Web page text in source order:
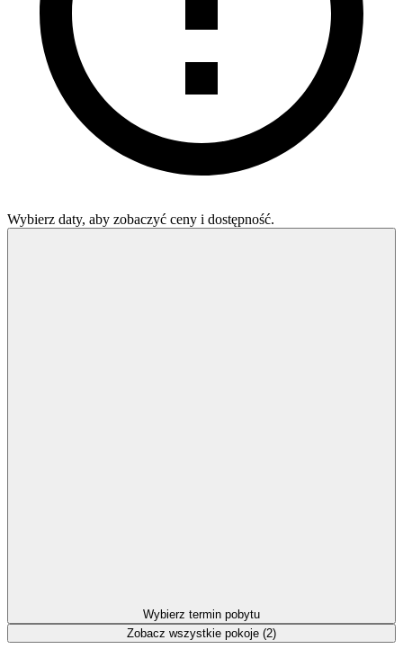
Wybierz daty, aby zobaczyć ceny i dostępność.
Wybierz termin pobytu
Zobacz wszystkie pokoje (2)